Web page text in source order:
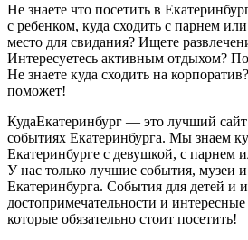
Не знаете что посетить в
с ребенком, куда сходить с парнем
место для свидания? Ищете
Интересуетесь активным отдыхом?
Не знаете куда сходить на
поможет!
КудаЕкатеринбург — это лучший
событиях Екатеринбурга. Мы знаем
Екатеринбурге с девушкой, с парнем
У нас только лучшие события, музеи
Екатеринбурга. События для детей и
достопримечательности и
которые обязательно стоит посетить!